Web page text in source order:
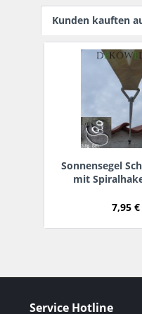
Kunden kauften
Sonnensegel
mit
7,95
Service Hotline